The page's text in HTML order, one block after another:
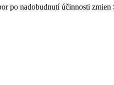
po nadobudnutí účinnosti zmien